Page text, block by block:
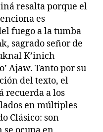
resalta porque el
es
fuego a la tumba
sagrado señor de
K’inich
Ajaw. Tanto por su
del texto, el
recuerda a los
en múltiples
Clásico: son